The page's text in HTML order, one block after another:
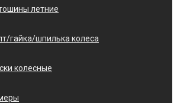
летние
гайка/шпилька колеса
колесные